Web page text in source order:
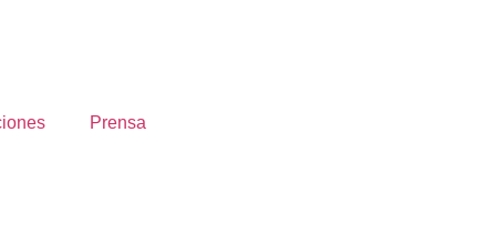
Prensa